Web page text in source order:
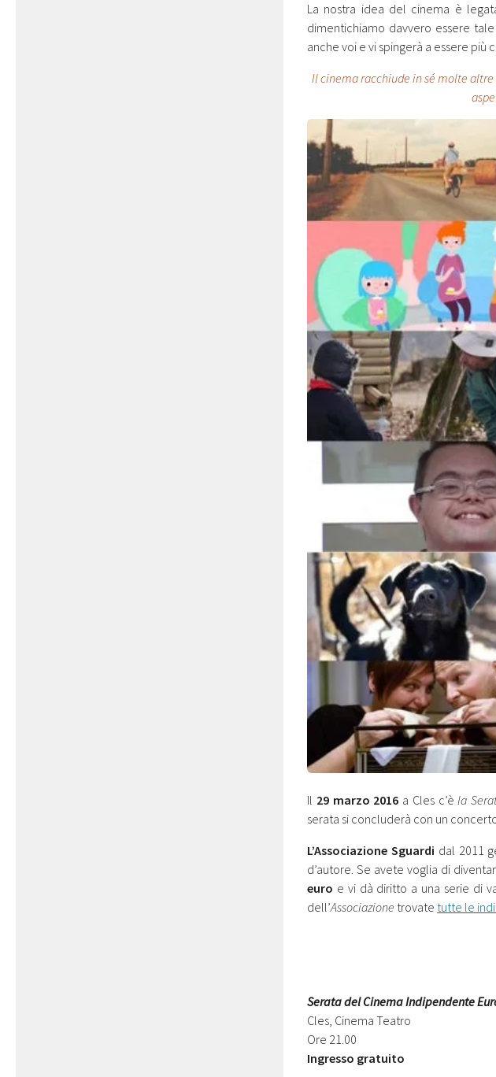
La nostra idea del cinema è
dimentichiamo davvero essere
anche voi e vi spingerà a essere
Il cinema racchiude in sé molte
Il 29 marzo 2016 a Cles c’è la
serata si concluderà con un
L’Associazione Sguardi dal 2011
d’autore. Se avete voglia di
euro e vi dà diritto a una serie di
dell’Associazione trovate tutte le
Serata del Cinema Indipendente
Cles, Cinema Teatro
Ore 21.00
Ingresso gratuito